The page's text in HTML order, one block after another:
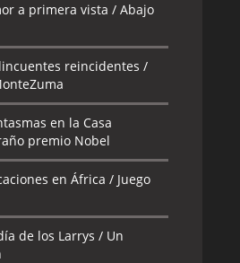
a primera vista / Abajo
reincidentes /
en la Casa
premio Nobel
en África / Juego
de los Larrys / Un